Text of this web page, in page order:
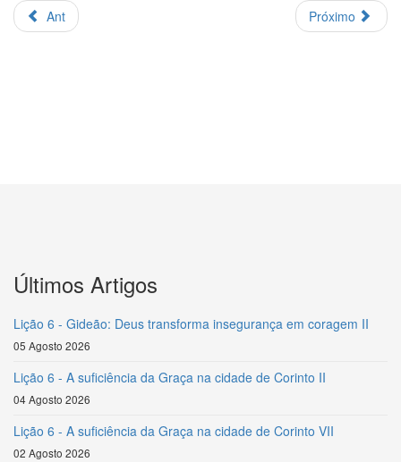
Ant Próximo
Últimos Artigos
Lição 6 - Gideão: Deus transforma insegurança em coragem II
05 Agosto 2026
Lição 6 - A suficiência da Graça na cidade de Corinto II
04 Agosto 2026
Lição 6 - A suficiência da Graça na cidade de Corinto VII
02 Agosto 2026